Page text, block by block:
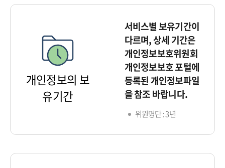
개인정보의 보
유기간
서비스별 보유기간이
다르며, 상세 기간은
개인정보보호위원회
개인정보보호 포털에
등록된 개인정보파일
을 참조 바랍니다.
위원명단 : 3년